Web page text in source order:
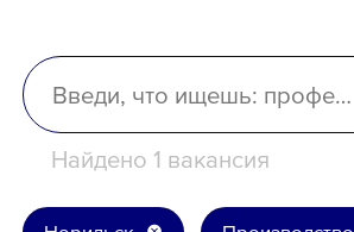
Школьникам
Локации
Найдено 1 вакансия